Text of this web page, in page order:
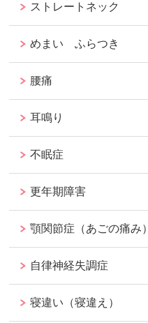
ストレートネック
めまい ふらつき
腰痛
耳鳴り
不眠症
更年期障害
顎関節症（あごの痛み）
自律神経失調症
寝違い（寝違え）